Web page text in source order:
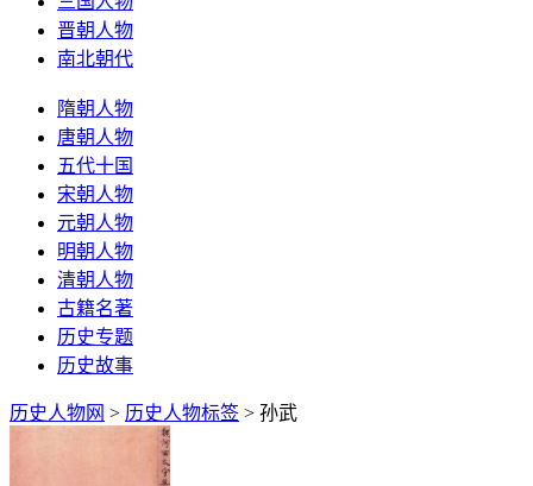
晋朝人物
南北朝代
隋朝人物
唐朝人物
五代十国
宋朝人物
元朝人物
明朝人物
清朝人物
古籍名著
历史专题
历史故事
历史人物网 > 历史人物标签 > 孙武